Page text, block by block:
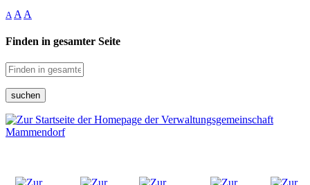
A A A
Finden in gesamter Seite
suchen